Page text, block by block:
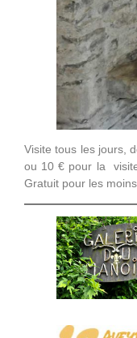
Visite tous les jours,
ou 10 € pour la
Gratuit pour les